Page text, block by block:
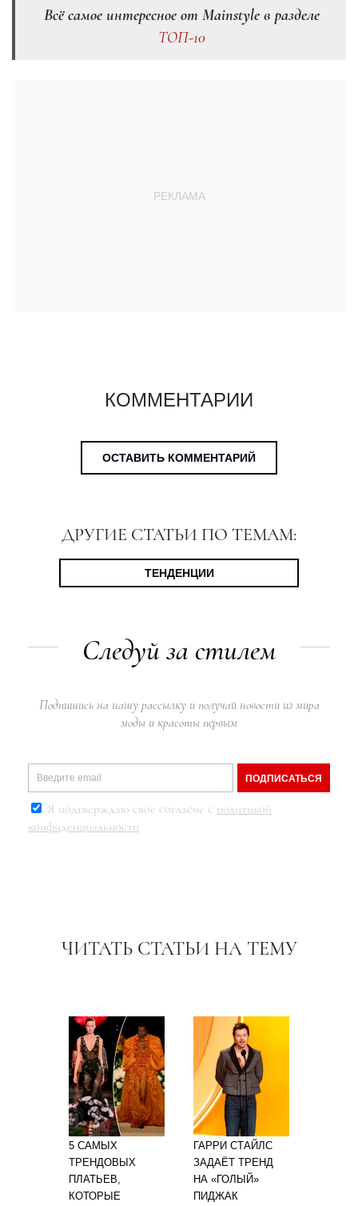
Всё самое интересное от Mainstyle в разделе
ТОП-10
КОММЕНТАРИИ
ОСТАВИТЬ КОММЕНТАРИЙ
ДРУГИЕ СТАТЬИ ПО ТЕМАМ:
ТЕНДЕНЦИИ
Следуй за стилем
Подпишись на нашу рассылку и получай новости из мира
моды и красоты первым
ПОДПИСАТЬСЯ
Я подтверждаю свое согласие с политикой
конфиденциальности
ЧИТАТЬ СТАТЬИ НА ТЕМУ
5 САМЫХ
ТРЕНДОВЫХ
ПЛАТЬЕВ,
КОТОРЫЕ
ГАРРИ СТАЙЛС
ЗАДАЁТ ТРЕНД
НА «ГОЛЫЙ»
ПИДЖАК